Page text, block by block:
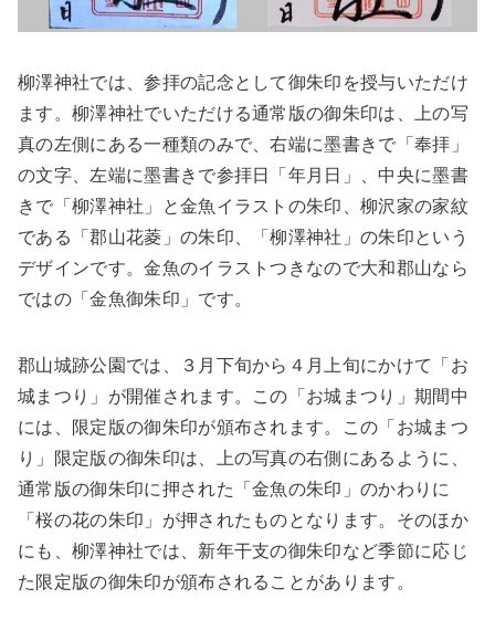
柳澤神社では、参拝の記念として御朱印を授与いただけ
ます。柳澤神社でいただける通常版の御朱印は、上の写
真の左側にある一種類のみで、右端に墨書きで「奉拝」
の文字、左端に墨書きで参拝日「年月日」、中央に墨書
きで「柳澤神社」と金魚イラストの朱印、柳沢家の家紋
である「郡山花菱」の朱印、「柳澤神社」の朱印という
デザインです。金魚のイラストつきなので大和郡山なら
ではの「金魚御朱印」です。
郡山城跡公園では、３月下旬から４月上旬にかけて「お
城まつり」が開催されます。この「お城まつり」期間中
には、限定版の御朱印が頒布されます。この「お城まつ
り」限定版の御朱印は、上の写真の右側にあるように、
通常版の御朱印に押された「金魚の朱印」のかわりに
「桜の花の朱印」が押されたものとなります。そのほか
にも、柳澤神社では、新年干支の御朱印など季節に応じ
た限定版の御朱印が頒布されることがあります。